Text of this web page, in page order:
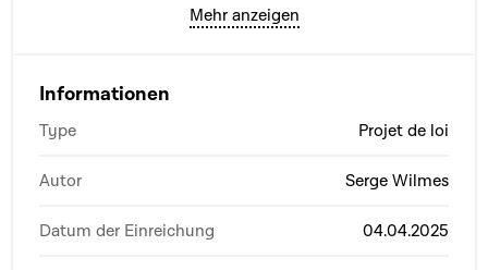
Mehr anzeigen
Informationen
Type Projet de loi
Autor Serge Wilmes
Datum der Einreichung 04.04.2025